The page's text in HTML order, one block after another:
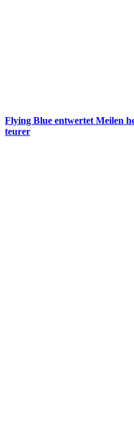
Flying Blue entwertet Meilen
teurer